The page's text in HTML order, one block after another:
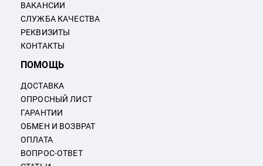
ВАКАНСИИ
СЛУЖБА КАЧЕСТВА
РЕКВИЗИТЫ
КОНТАКТЫ
ПОМОЩЬ
ДОСТАВКА
ОПРОСНЫЙ ЛИСТ
ГАРАНТИИ
ОБМЕН И ВОЗВРАТ
ОПЛАТА
ВОПРОС-ОТВЕТ